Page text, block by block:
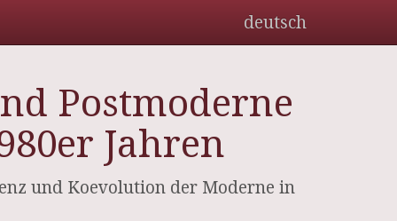
deutsch
Postmoderne
Jahren
und Koevolution der Moderne in